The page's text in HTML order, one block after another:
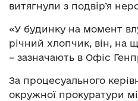
витягнули з подвір’я
«У будинку на момент
річний хлопчик, він, на
– зазначають в Офіс
За процесуального
окружної прокуратури